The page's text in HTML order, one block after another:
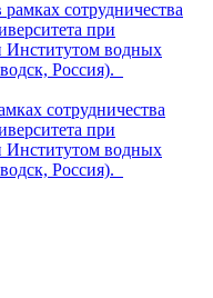
сотрудничества
при
Институтом водных
Россия).